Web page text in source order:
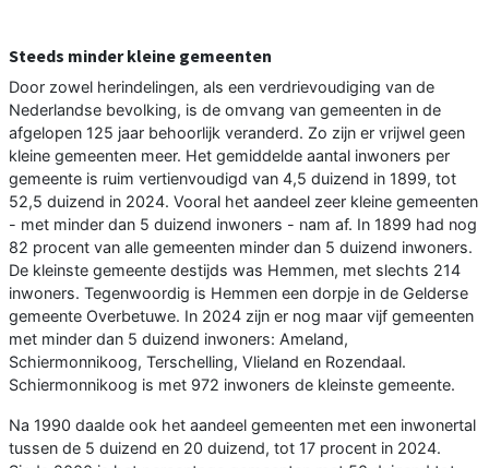
Steeds minder kleine gemeenten
Door zowel herindelingen, als een verdrievoudiging van de
Nederlandse bevolking, is de omvang van gemeenten in de
afgelopen 125 jaar behoorlijk veranderd. Zo zijn er vrijwel geen
kleine gemeenten meer. Het gemiddelde aantal inwoners per
gemeente is ruim vertienvoudigd van 4,5 duizend in 1899, tot
52,5 duizend in 2024. Vooral het aandeel zeer kleine gemeenten
- met minder dan 5 duizend inwoners - nam af. In 1899 had nog
82 procent van alle gemeenten minder dan 5 duizend inwoners.
De kleinste gemeente destijds was Hemmen, met slechts 214
inwoners. Tegenwoordig is Hemmen een dorpje in de Gelderse
gemeente Overbetuwe. In 2024 zijn er nog maar vijf gemeenten
met minder dan 5 duizend inwoners: Ameland,
Schiermonnikoog, Terschelling, Vlieland en Rozendaal.
Schiermonnikoog is met 972 inwoners de kleinste gemeente.
Na 1990 daalde ook het aandeel gemeenten met een inwonertal
tussen de 5 duizend en 20 duizend, tot 17 procent in 2024.